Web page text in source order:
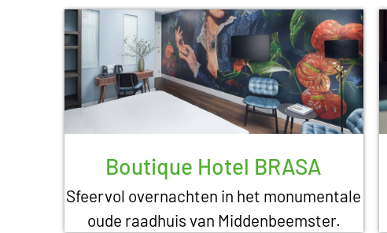
Boutique Hotel BRASA
Sfeervol overnachten in het monumentale
oude raadhuis van Middenbeemster.